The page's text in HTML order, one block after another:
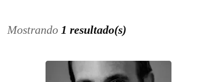
Mostrando 1 resultado(s)